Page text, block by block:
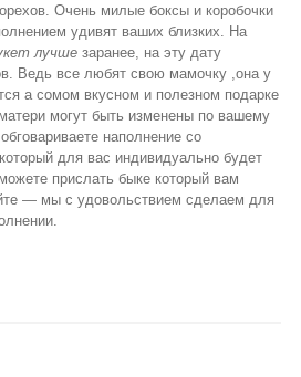
Очень милые боксы и коробочки
удивят ваших близких. На
лучше заранее, на эту дату
Ведь все любят свою мамочку ,она у
а сомом вкусном и полезном подарке
могут быть изменены по вашему
наполнение со
для вас индивидуально будет
прислать быке который вам
— мы с удовольствием сделаем для